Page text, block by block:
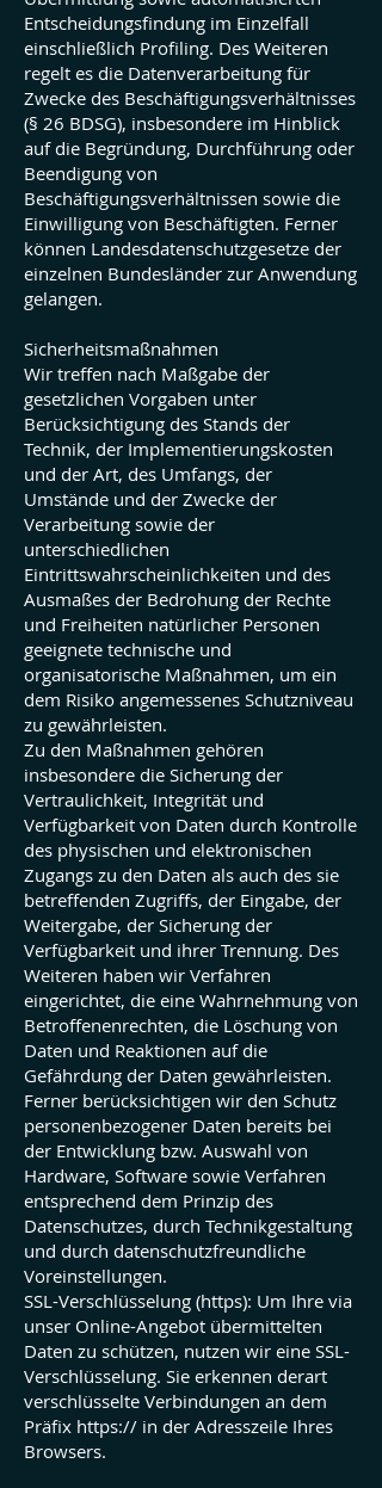
Entscheidungsfindung im Einzelfall
einschließlich Profiling. Des Weiteren
regelt es die Datenverarbeitung für
Zwecke des Beschäftigungsverhältnisses
(§ 26 BDSG), insbesondere im Hinblick
auf die Begründung, Durchführung oder
Beendigung von
Beschäftigungsverhältnissen sowie die
Einwilligung von Beschäftigten. Ferner
können Landesdatenschutzgesetze der
einzelnen Bundesländer zur Anwendung
gelangen.
Sicherheitsmaßnahmen
Wir treffen nach Maßgabe der
gesetzlichen Vorgaben unter
Berücksichtigung des Stands der
Technik, der Implementierungskosten
und der Art, des Umfangs, der
Umstände und der Zwecke der
Verarbeitung sowie der
unterschiedlichen
Eintrittswahrscheinlichkeiten und des
Ausmaßes der Bedrohung der Rechte
und Freiheiten natürlicher Personen
geeignete technische und
organisatorische Maßnahmen, um ein
dem Risiko angemessenes Schutzniveau
zu gewährleisten.
Zu den Maßnahmen gehören
insbesondere die Sicherung der
Vertraulichkeit, Integrität und
Verfügbarkeit von Daten durch Kontrolle
des physischen und elektronischen
Zugangs zu den Daten als auch des sie
betreffenden Zugriffs, der Eingabe, der
Weitergabe, der Sicherung der
Verfügbarkeit und ihrer Trennung. Des
Weiteren haben wir Verfahren
eingerichtet, die eine Wahrnehmung von
Betroffenenrechten, die Löschung von
Daten und Reaktionen auf die
Gefährdung der Daten gewährleisten.
Ferner berücksichtigen wir den Schutz
personenbezogener Daten bereits bei
der Entwicklung bzw. Auswahl von
Hardware, Software sowie Verfahren
entsprechend dem Prinzip des
Datenschutzes, durch Technikgestaltung
und durch datenschutzfreundliche
Voreinstellungen.
SSL-Verschlüsselung (https): Um Ihre via
unser Online-Angebot übermittelten
Daten zu schützen, nutzen wir eine SSL-
Verschlüsselung. Sie erkennen derart
verschlüsselte Verbindungen an dem
Präfix https:// in der Adresszeile Ihres
Browsers.